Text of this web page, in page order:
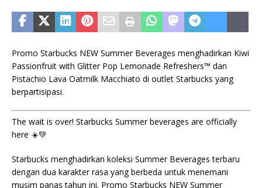
Promo Starbucks NEW Summer Beverages menghadirkan Kiwi
Passionfruit with Glitter Pop Lemonade Refreshers™ dan
Pistachio Lava Oatmilk Macchiato di outlet Starbucks yang
berpartisipasi.
The wait is over! Starbucks Summer beverages are officially
here ☀️💚
Starbucks menghadirkan koleksi Summer Beverages terbaru
dengan dua karakter rasa yang berbeda untuk menemani
musim panas tahun ini. Promo Starbucks NEW Summer